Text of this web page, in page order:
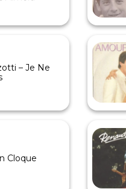
– Je Ne
Cloque